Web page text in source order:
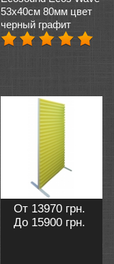
53х40см 80мм цвет
черный графит
От 13970 грн.
До 15900 грн.